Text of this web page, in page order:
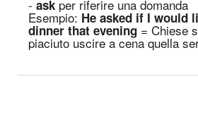
- ask per riferire una domanda
Esempio: He asked if I would
dinner that evening = Chiese
piaciuto uscire a cena quella